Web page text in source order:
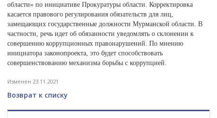
области» по инициативе Прокуратуры области. Корректировка
касается правового регулирования обязательств для лиц,
замещающих государственные должности Мурманской области. В
частности, речь идет об обязанности уведомлять о склонении к
совершению коррупционных правонарушений. По мнению
инициатора законопроекта, это будет способствовать
совершенствованию механизма борьбы с коррупцией.
Изменен 23.11.2021
Возврат к списку